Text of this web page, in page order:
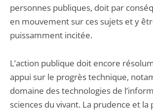
personnes publiques, doit par
en mouvement sur ces sujets et y
puissamment incitée.
L’action publique doit encore
appui sur le progrès technique,
domaine des technologies de
sciences du vivant. La prudence et la